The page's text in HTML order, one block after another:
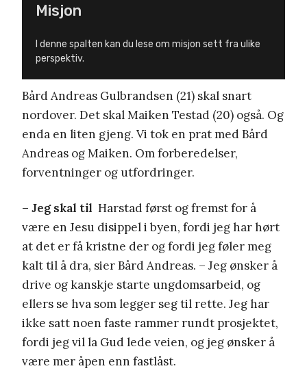
Misjon
I denne spalten kan du lese om misjon sett fra ulike
perspektiv.
Bård Andreas Gulbrandsen (21) skal snart
nordover. Det skal Maiken Testad (20) også. Og
enda en liten gjeng. Vi tok en prat med Bård
Andreas og Maiken. Om forberedelser,
forventninger og utfordringer.
– Jeg skal til Harstad først og fremst for å
være en Jesu disippel i byen, fordi jeg har hørt
at det er få kristne der og fordi jeg føler meg
kalt til å dra, sier Bård Andreas. – Jeg ønsker å
drive og kanskje starte ungdomsarbeid, og
ellers se hva som legger seg til rette. Jeg har
ikke satt noen faste rammer rundt prosjektet,
fordi jeg vil la Gud lede veien, og jeg ønsker å
være mer åpen enn fastlåst.